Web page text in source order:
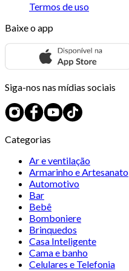
Termos de uso
Baixe o app
Siga-nos nas mídias sociais
Categorias
Ar e ventilação
Armarinho e Artesanato
Automotivo
Bar
Bebê
Bomboniere
Brinquedos
Casa Inteligente
Cama e banho
Celulares e Telefonia